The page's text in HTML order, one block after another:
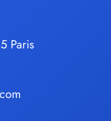
Paris